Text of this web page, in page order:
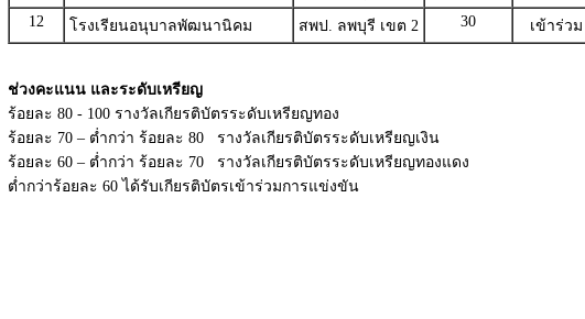
12 โรงเรียนอนุบาลพัฒนานิคม สพป. ลพบุรี เขต 2 30 เข้าร่วม
ช่วงคะแนน และระดับเหรียญ
ร้อยละ 80 - 100 รางวัลเกียรติบัตรระดับเหรียญทอง
ร้อยละ 70 – ต่ำกว่า ร้อยละ 80 รางวัลเกียรติบัตรระดับเหรียญเงิน
ร้อยละ 60 – ต่ำกว่า ร้อยละ 70 รางวัลเกียรติบัตรระดับเหรียญทองแดง
ต่ำกว่าร้อยละ 60 ได้รับเกียรติบัตรเข้าร่วมการแข่งขัน